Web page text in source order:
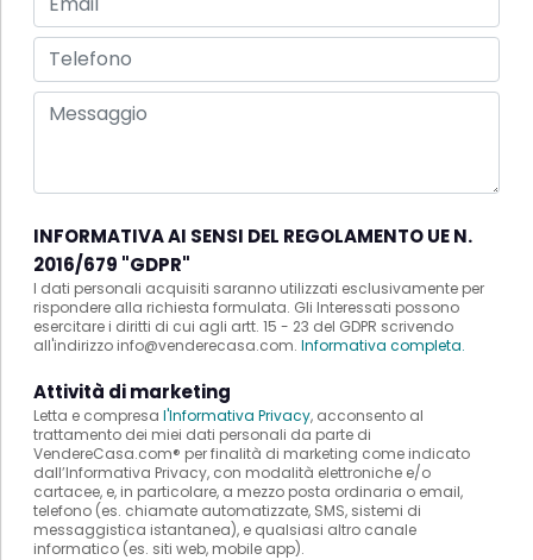
INFORMATIVA AI SENSI DEL REGOLAMENTO UE N.
2016/679 "GDPR"
I dati personali acquisiti saranno utilizzati esclusivamente per
rispondere alla richiesta formulata. Gli Interessati possono
esercitare i diritti di cui agli artt. 15 - 23 del GDPR scrivendo
all'indirizzo info@venderecasa.com. Informativa completa.
Attività di marketing
Letta e compresa l'Informativa Privacy, acconsento al
trattamento dei miei dati personali da parte di
VendereCasa.com® per finalità di marketing come indicato
dall’Informativa Privacy, con modalità elettroniche e/o
cartacee, e, in particolare, a mezzo posta ordinaria o email,
telefono (es. chiamate automatizzate, SMS, sistemi di
messaggistica istantanea), e qualsiasi altro canale
informatico (es. siti web, mobile app).